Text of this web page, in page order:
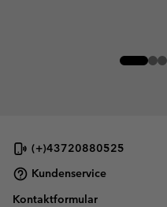
(+)43720880525
Kundenservice
Kontaktformular